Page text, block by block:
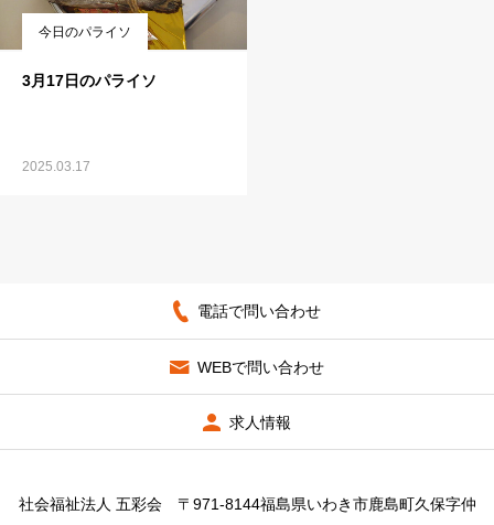
今日のパライソ
3月17日のパライソ
2025.03.17
電話で問い合わせ
WEBで問い合わせ
求人情報
社会福祉法人 五彩会 〒971-8144福島県いわき市鹿島町久保字仲